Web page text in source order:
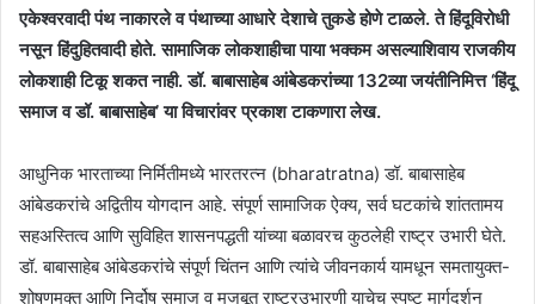
एकेश्वरवादी पंथ नाकारले व पंथाच्या आधारे देशाचे तुकडे होणे टाळले. ते हिंदूविरोधी
नसून हिंदुहितवादी होते. सामाजिक लोकशाहीचा पाया भक्कम असल्याशिवाय राजकीय
लोकशाही टिकू शकत नाही. डॉ. बाबासाहेब आंबेडकरांच्या 132व्या जयंतीनिमित्त ‘हिंदू
समाज व डॉ. बाबासाहेब’ या विचारांवर प्रकाश टाकणारा लेख.
आधुनिक भारताच्या निर्मितीमध्ये भारतरत्न (bharatratna) डॉ. बाबासाहेब
आंबेडकरांचे अद्वितीय योगदान आहे. संपूर्ण सामाजिक ऐक्य, सर्व घटकांचे शांततामय
सहअस्तित्व आणि सुविहित शासनपद्धती यांच्या बळावरच कुठलेही राष्ट्र उभारी घेते.
डॉ. बाबासाहेब आंबेडकरांचे संपूर्ण चिंतन आणि त्यांचे जीवनकार्य यामधून समतायुक्त-
शोषणमुक्त आणि निर्दोष समाज व मजबूत राष्ट्रउभारणी याचेच स्पष्ट मार्गदर्शन